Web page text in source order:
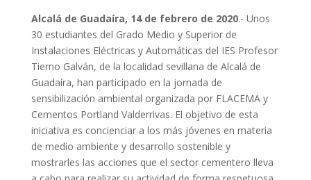
Alcalá de Guadaíra, 14 de febrero de 2020.- Unos
30 estudiantes del Grado Medio y Superior de
Instalaciones Eléctricas y Automáticas del IES Profesor
Tierno Galván, de la localidad sevillana de Alcalá de
Guadaíra, han participado en la jornada de
sensibilización ambiental organizada por FLACEMA y
Cementos Portland Valderrivas. El objetivo de esta
iniciativa es concienciar a los más jóvenes en materia
de medio ambiente y desarrollo sostenible y
mostrarles las acciones que el sector cementero lleva